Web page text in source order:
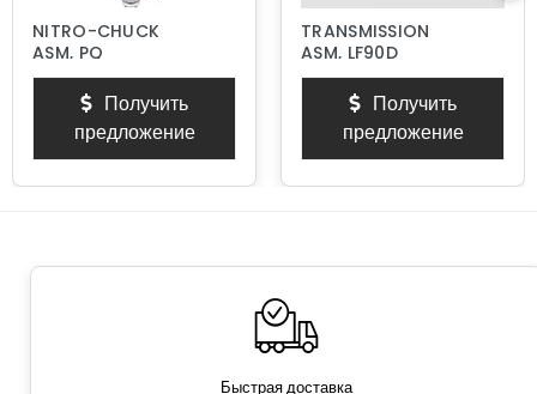
NITRO-CHUCK
ASM, PQ
Получить
предложение
TRANSMISSION
ASM, LF90D
Получить
предложение
Быстрая доставка